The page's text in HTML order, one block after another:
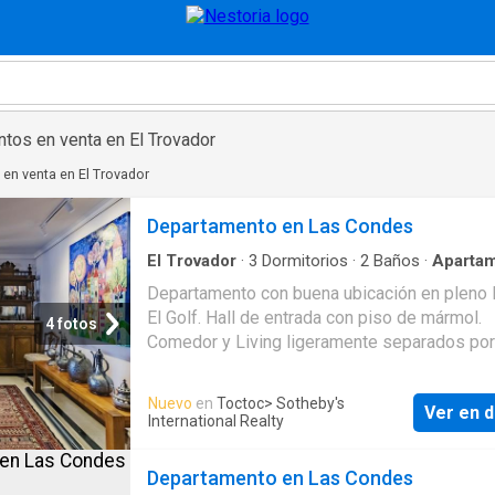
en venta en El Trovador
venta en El Trovador
4 fotos
Departamento en Las Condes
El Trovador · 3 Dormitorios · 2 Baños ·
para niños·Gimnasio·Piscina·Trastero
Departamento con buena ubicación en pleno
El Golf. Hall de entrada con piso de mármol.
Comedor y Living ligeramente separados por
isla central con cubierta de granito y piso de
cerámica. Logia con aspiración centralizada.
de servicio con baño completo. Baño de
closet cuenta con aire acondicionado. Baño
Nuevo en Toctoc> Sotheby's
International Realty
Ver en
Departamento en Las Condes